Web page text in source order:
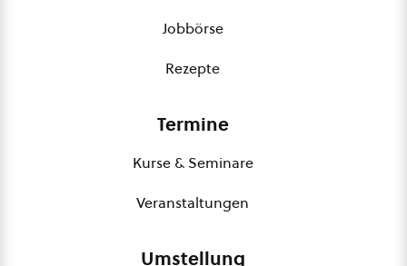
Jobbörse
Rezepte
Termine
Kurse & Seminare
Veranstaltungen
Umstellung